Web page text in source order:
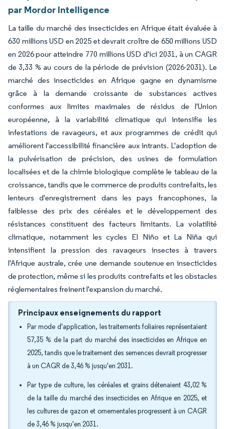
par Mordor Intelligence
La taille du marché des insecticides en Afrique était évaluée à
630 millions USD en 2025 et devrait croître de 650 millions USD
en 2026 pour atteindre 770 millions USD d'ici 2031, à un CAGR
de 3,33 % au cours de la période de prévision (2026-2031). Le
marché des insecticides en Afrique gagne en dynamisme
grâce à la demande croissante de substances actives
conformes aux limites maximales de résidus de l'Union
européenne, à la variabilité climatique qui intensifie les
infestations de ravageurs, et aux programmes de crédit qui
améliorent l'accessibilité financière aux intrants. L'adoption de
la pulvérisation de précision, des usines de formulation
localisées et de la chimie biologique complète le tableau de la
croissance, tandis que le commerce de produits contrefaits, les
lenteurs d'enregistrement dans les pays francophones, la
faiblesse des prix des céréales et le développement des
résistances constituent des facteurs limitants. La volatilité
climatique, notamment les cycles El Niño et La Niña qui
intensifient la pression des ravageurs insectes à travers
l'Afrique australe, crée une demande soutenue en insecticides
de protection, même si les produits contrefaits et les obstacles
réglementaires freinent l'expansion du marché.
Principaux enseignements du rapport
Par mode d'application, les traitements foliaires représentaient
57,35 % de la part du marché des insecticides en Afrique en
2025, tandis que le traitement des semences devrait progresser
à un CAGR de 3,46 % jusqu'en 2031.
Par type de culture, les céréales et grains détenaient 43,02 %
de la taille du marché des insecticides en Afrique en 2025, et
les cultures de gazon et ornementales progressent à un CAGR
de 3,46 % jusqu'en 2031.